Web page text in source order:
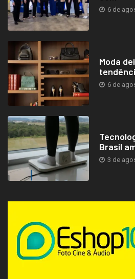
6 de
Moda
6 de
Brasil
3 de